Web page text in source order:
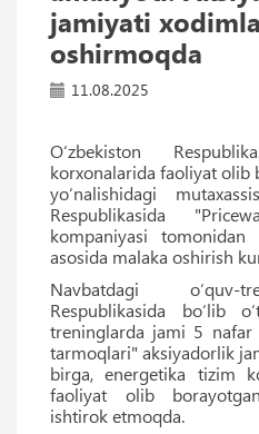
jamiyati
oshirmoqda
11.08.2025
O‘zbekiston
korxonalarida faoliyat
yo‘nalishidagi
Respublikasida
kompaniyasi tomonidan
asosida malaka oshirish
Navbatdagi o‘quv-
Respublikasida bo‘lib
treninglarda jami 5 nafar
tarmoqlari" aksiyadorlik
birga, energetika tizim
faoliyat olib
ishtirok etmoqda.